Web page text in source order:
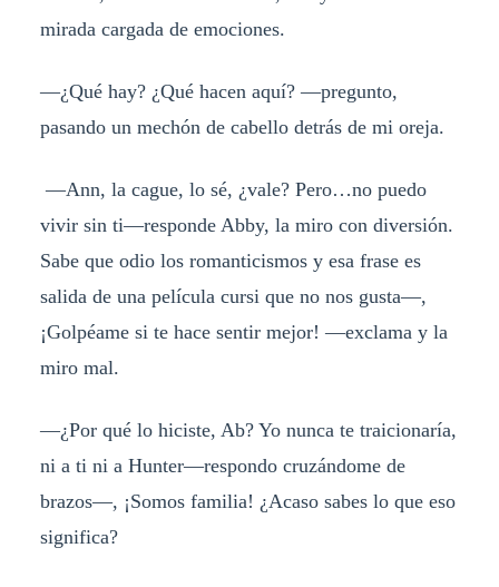
mirada cargada de emociones.
—¿Qué hay? ¿Qué hacen aquí? —pregunto,
pasando un mechón de cabello detrás de mi oreja.
—Ann, la cague, lo sé, ¿vale? Pero…no puedo
vivir sin ti—responde Abby, la miro con diversión.
Sabe que odio los romanticismos y esa frase es
salida de una película cursi que no nos gusta—,
¡Golpéame si te hace sentir mejor! —exclama y la
miro mal.
—¿Por qué lo hiciste, Ab? Yo nunca te traicionaría,
ni a ti ni a Hunter—respondo cruzándome de
brazos—, ¡Somos familia! ¿Acaso sabes lo que eso
significa?